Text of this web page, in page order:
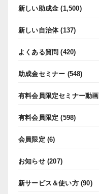
新しい助成金 (1,500)
新しい自治体(137)
よくある質問 (420)
助成金セミナー (548)
有料会員限定セミナー動画
有料会員限定 (598)
会員限定 (6)
お知らせ(207)
新サービス＆使い方(90)